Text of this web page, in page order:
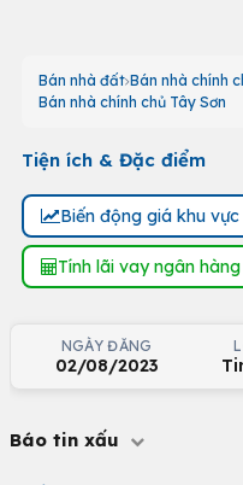
Bán nhà đất Bán nhà chính
Bán nhà chính chủ Tây Sơn
Tiện ích & Đặc điểm
Biến động giá khu vực
Tính lãi vay ngân hàng
NGÀY ĐĂNG
02/08/2023
Báo tin xấu